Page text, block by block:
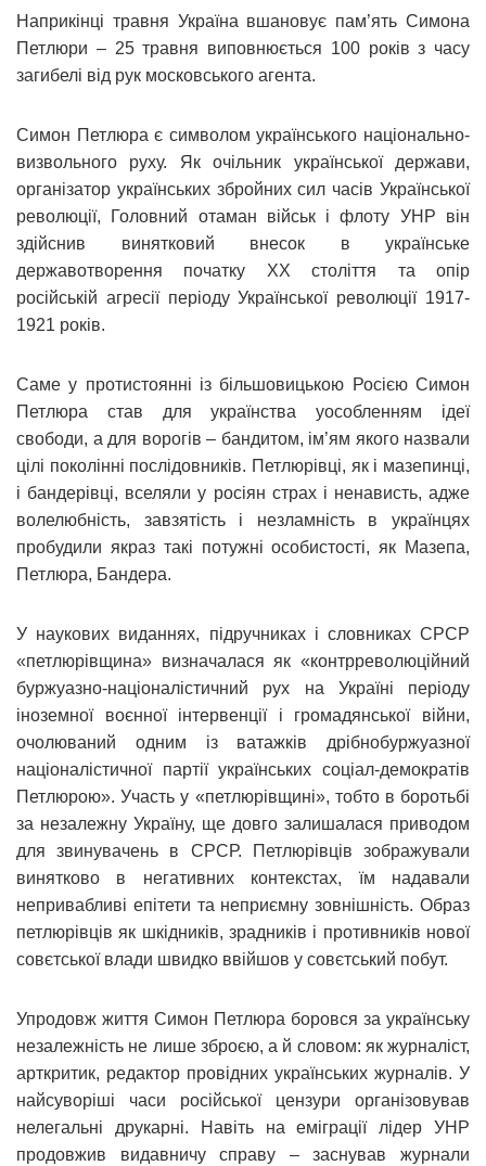
Наприкінці травня Україна вшановує пам’ять Симона
Петлюри – 25 травня виповнюється 100 років з часу
загибелі від рук московського агента.
Симон Петлюра є символом українського національно-
визвольного руху. Як очільник української держави,
організатор українських збройних сил часів Української
революції, Головний отаман військ і флоту УНР він
здійснив винятковий внесок в українське
державотворення початку XX століття та опір
російській агресії періоду Української революції 1917-
1921 років.
Саме у протистоянні із більшовицькою Росією Симон
Петлюра став для українства уособленням ідеї
свободи, а для ворогів – бандитом, ім’ям якого назвали
цілі поколінні послідовників. Петлюрівці, як і мазепинці,
і бандерівці, вселяли у росіян страх і ненависть, адже
волелюбність, завзятість і незламність в українцях
пробудили якраз такі потужні особистості, як Мазепа,
Петлюра, Бандера.
У наукових виданнях, підручниках і словниках СРСР
«петлюрівщина» визначалася як «контрреволюційний
буржуазно-націоналістичний рух на Україні періоду
іноземної воєнної інтервенції і громадянської війни,
очолюваний одним із ватажків дрібнобуржуазної
націоналістичної партії українських соціал-демократів
Петлюрою». Участь у «петлюрівщині», тобто в боротьбі
за незалежну Україну, ще довго залишалася приводом
для звинувачень в СРСР. Петлюрівців зображували
винятково в негативних контекстах, їм надавали
непривабливі епітети та неприємну зовнішність. Образ
петлюрівців як шкідників, зрадників і противників нової
совєтської влади швидко ввійшов у совєтський побут.
Упродовж життя Симон Петлюра боровся за українську
незалежність не лише зброєю, а й словом: як журналіст,
арткритик, редактор провідних українських журналів. У
найсуворіші часи російської цензури організовував
нелегальні друкарні. Навіть на еміграції лідер УНР
продовжив видавничу справу – заснував журнали